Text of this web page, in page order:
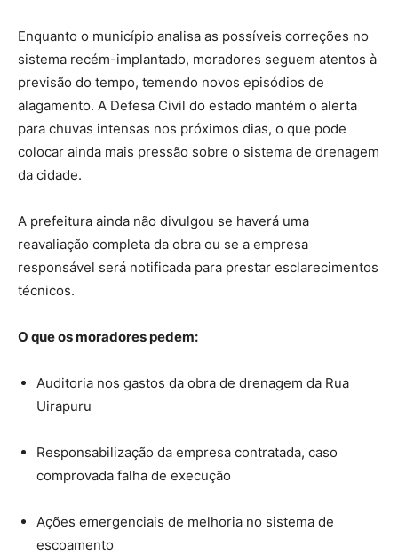
Enquanto o município analisa as possíveis correções no
sistema recém-implantado, moradores seguem atentos à
previsão do tempo, temendo novos episódios de
alagamento. A Defesa Civil do estado mantém o alerta
para chuvas intensas nos próximos dias, o que pode
colocar ainda mais pressão sobre o sistema de drenagem
da cidade.
A prefeitura ainda não divulgou se haverá uma
reavaliação completa da obra ou se a empresa
responsável será notificada para prestar esclarecimentos
técnicos.
O que os moradores pedem:
Auditoria nos gastos da obra de drenagem da Rua
Uirapuru
Responsabilização da empresa contratada, caso
comprovada falha de execução
Ações emergenciais de melhoria no sistema de
escoamento